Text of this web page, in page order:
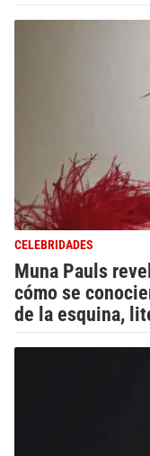
CELEBRIDADES
Muna Pauls
cómo se
de la esquina,